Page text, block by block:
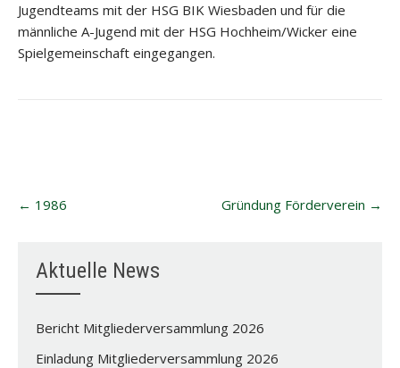
Jugendteams mit der HSG BIK Wiesbaden und für die
männliche A-Jugend mit der HSG Hochheim/Wicker eine
Spielgemeinschaft eingegangen.
navigation
← 1986 Gründung Förderverein →
Aktuelle News
Bericht Mitgliederversammlung 2026
Einladung Mitgliederversammlung 2026